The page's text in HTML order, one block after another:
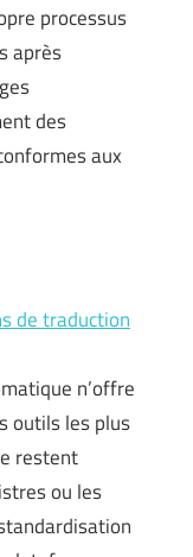
processus
après
des
aux
de traduction
n’offre
outils les plus
restent
ou les